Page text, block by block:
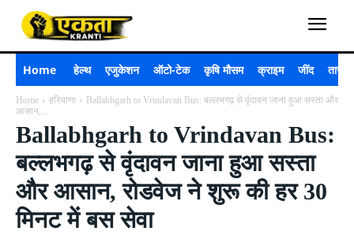
Home हेल्थ एजुकेशन ऑटो-टेक कृषि मौसम क्राइम जींद ताजा
Home हरियाणा
Ballabhgarh to Vrindavan Bus: बल्लभगढ़ से वृंदावन जाना हुआ सस्ता और
आसान,...
Ballabhgarh to Vrindavan Bus:
बल्लभगढ़ से वृंदावन जाना हुआ सस्ता
और आसान, रोडवेज ने शुरू की हर 30
मिनट में बस सेवा